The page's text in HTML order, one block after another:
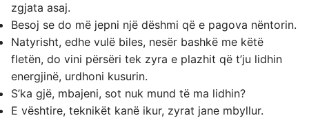
zgjata asaj.
Besoj se do më jepni një dëshmi që e pagova nëntorin.
Natyrisht, edhe vulë biles, nesër bashkë me këtë
fletën, do vini përsëri tek zyra e plazhit që t’ju lidhin
energjinë, urdhoni kusurin.
S’ka gjë, mbajeni, sot nuk mund të ma lidhin?
E vështire, teknikët kanë ikur, zyrat jane mbyllur.